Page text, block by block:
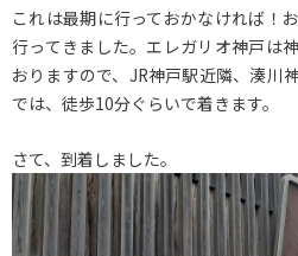
これは最期に行っておかなければ！
行ってきました。エレガリオ神戸は
おりますので、JR神戸駅近隣、湊川
では、徒歩10分ぐらいで着きます。
さて、到着しました。